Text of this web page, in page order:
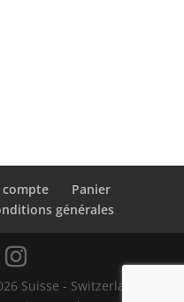
compte
Panier
générales
Suisse - Switzerland